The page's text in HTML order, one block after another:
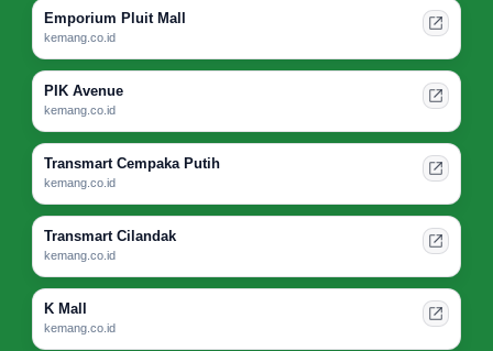
Emporium Pluit Mall
kemang.co.id
PIK Avenue
kemang.co.id
Transmart Cempaka Putih
kemang.co.id
Transmart Cilandak
kemang.co.id
K Mall
kemang.co.id